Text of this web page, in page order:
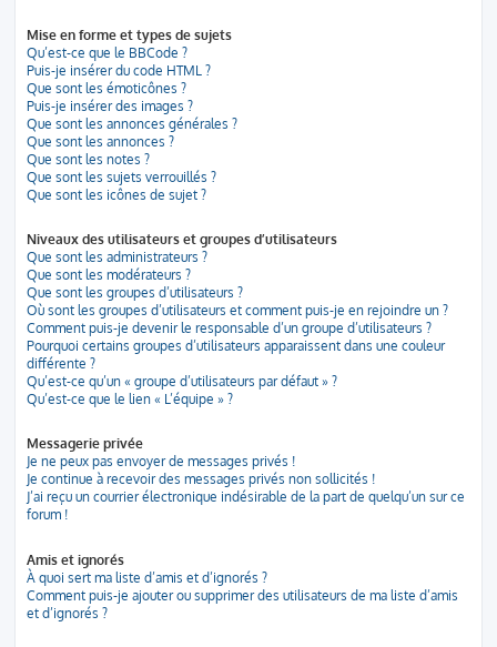
Mise en forme et types de sujets
Qu’est-ce que le BBCode ?
Puis-je insérer du code HTML ?
Que sont les émoticônes ?
Puis-je insérer des images ?
Que sont les annonces générales ?
Que sont les annonces ?
Que sont les notes ?
Que sont les sujets verrouillés ?
Que sont les icônes de sujet ?
Niveaux des utilisateurs et groupes d’utilisateurs
Que sont les administrateurs ?
Que sont les modérateurs ?
Que sont les groupes d’utilisateurs ?
Où sont les groupes d’utilisateurs et comment puis-je en rejoindre un ?
Comment puis-je devenir le responsable d’un groupe d’utilisateurs ?
Pourquoi certains groupes d’utilisateurs apparaissent dans une couleur
différente ?
Qu’est-ce qu’un « groupe d’utilisateurs par défaut » ?
Qu’est-ce que le lien « L’équipe » ?
Messagerie privée
Je ne peux pas envoyer de messages privés !
Je continue à recevoir des messages privés non sollicités !
J’ai reçu un courrier électronique indésirable de la part de quelqu’un sur ce
forum !
Amis et ignorés
À quoi sert ma liste d’amis et d’ignorés ?
Comment puis-je ajouter ou supprimer des utilisateurs de ma liste d’amis
et d’ignorés ?